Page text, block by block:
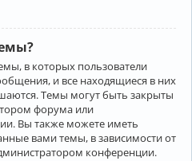
в которых пользователи
и все находящиеся в них
Темы могут быть закрыты
форума или
Вы также можете иметь
вами темы, в зависимости от
конференции.